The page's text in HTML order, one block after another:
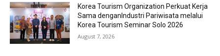
Korea Tourism Organization Perkuat Kerja
Sama denganIndustri Pariwisata melalui
Korea Tourism Seminar Solo 2026
August 7, 2026